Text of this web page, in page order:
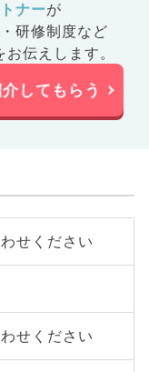
ナーが
研修制度など
伝えします。
してもらう
せください
せください